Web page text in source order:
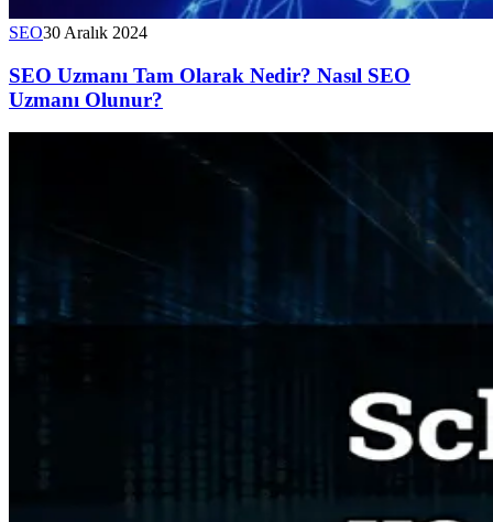
SEO30 Aralık 2024
SEO Uzmanı Tam Olarak Nedir? Nasıl SEO
Uzmanı Olunur?